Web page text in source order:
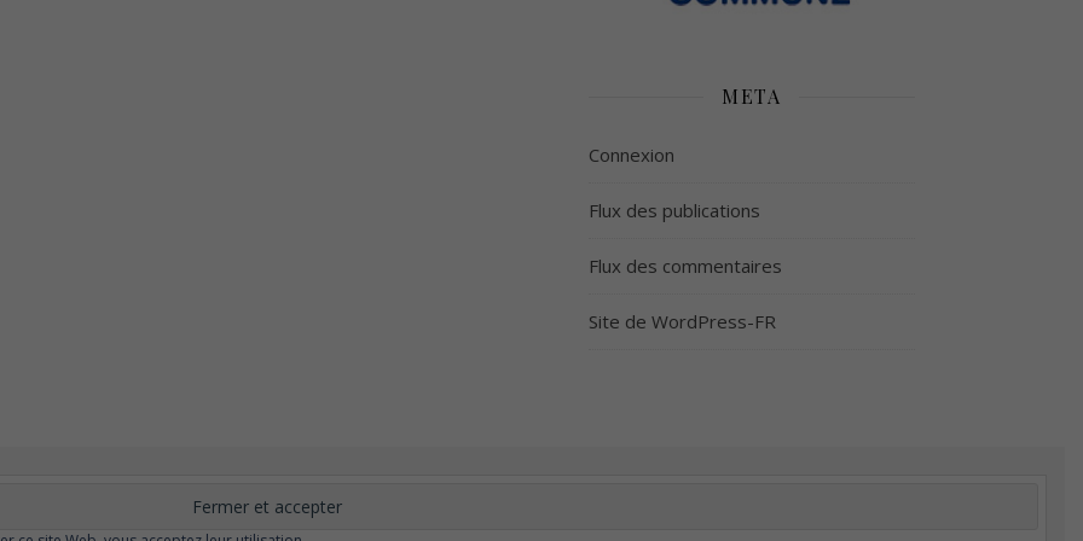
META
Connexion
Flux des publications
Flux des commentaires
Site de WordPress-FR
Meilleur odorat Meilleur goût